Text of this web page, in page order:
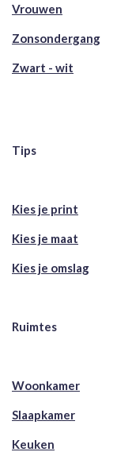
Vrouwen
Zonsondergang
Zwart - wit
Tips
Kies je print
Kies je maat
Kies je omslag
Ruimtes
Woonkamer
Slaapkamer
Keuken